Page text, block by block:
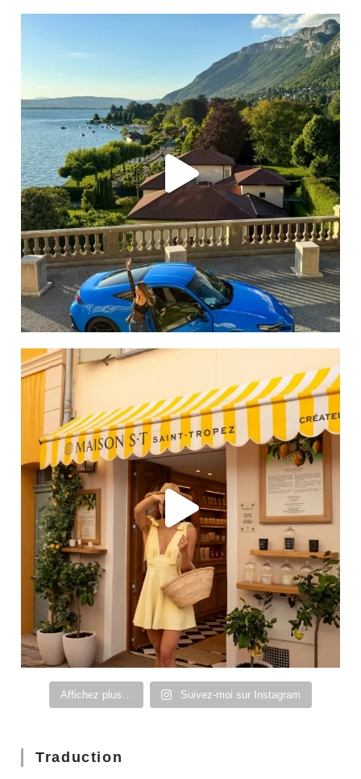
Affichez plus… Suivez-moi sur Instagram
Traduction